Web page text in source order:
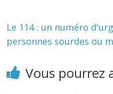
Le 114 : un numéro
personnes sourdes ou
Vous pourrez